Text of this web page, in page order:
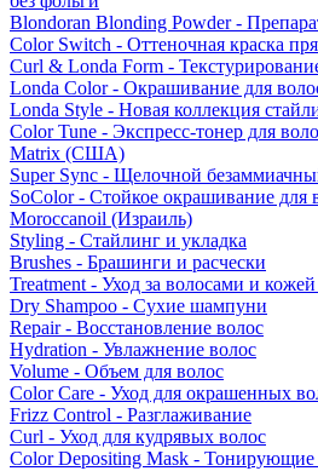
Blondoran Blonding Powder -
Color Switch - Оттеночная краска
Curl & Londa Form -
Londa Color - Окрашивание для
Londa Style - Новая коллекция
Color Tune - Экспресс-тонер для
Matrix (США)
Super Sync - Щелочной
SoColor - Стойкое окрашивание для
Moroccanoil (Израиль)
Styling - Стайлинг и укладка
Brushes - Брашинги и расчески
Treatment - Уход за волосами и
Dry Shampoo - Сухие шампуни
Repair - Восстановление волос
Hydration - Увлажнение волос
Volume - Объем для волос
Color Care - Уход для окрашенных
Frizz Control - Разглаживание
Curl - Уход для кудрявых волос
Color Depositing Mask - Тонирующие